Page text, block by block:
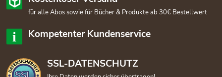
für alle Abos sowie für Bücher & Produkte ab 30€ Bestellwert
Kompetenter Kundenservice
SSL-DATENSCHUTZ